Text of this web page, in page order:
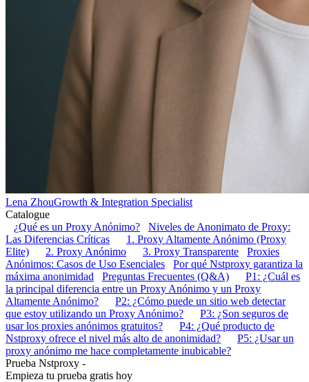
Lena ZhouGrowth & Integration Specialist
Catalogue
¿Qué es un Proxy Anónimo?
Niveles de Anonimato de Proxy:
Las Diferencias Críticas
1. Proxy Altamente Anónimo (Proxy
Elite)
2. Proxy Anónimo 3. Proxy Transparente
Proxies
Anónimos: Casos de Uso Esenciales
Por qué Nstproxy garantiza la
máxima anonimidad
Preguntas Frecuentes (Q&A)
P1: ¿Cuál es
la principal diferencia entre un Proxy Anónimo y un Proxy
Altamente Anónimo?
P2: ¿Cómo puede un sitio web detectar
que estoy utilizando un Proxy Anónimo?
P3: ¿Son seguros de
usar los proxies anónimos gratuitos?
P4: ¿Qué producto de
Nstproxy ofrece el nivel más alto de anonimidad?
P5: ¿Usar un
proxy anónimo me hace completamente inubicable?
Prueba Nstproxy -
Empieza tu prueba gratis hoy